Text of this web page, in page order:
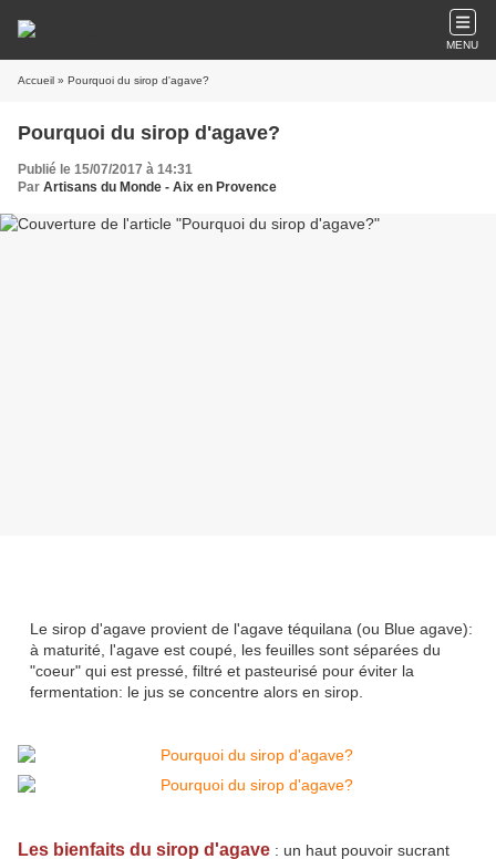
MENU
Accueil » Pourquoi du sirop d'agave?
Pourquoi du sirop d'agave?
Publié le 15/07/2017 à 14:31
Par Artisans du Monde - Aix en Provence
Le sirop d'agave provient de l'agave téquilana (ou Blue agave):
à maturité, l'agave est coupé, les feuilles sont séparées du
"coeur" qui est pressé, filtré et pasteurisé pour éviter la
fermentation: le jus se concentre alors en sirop.
Les bienfaits du sirop d'agave : un haut pouvoir sucrant